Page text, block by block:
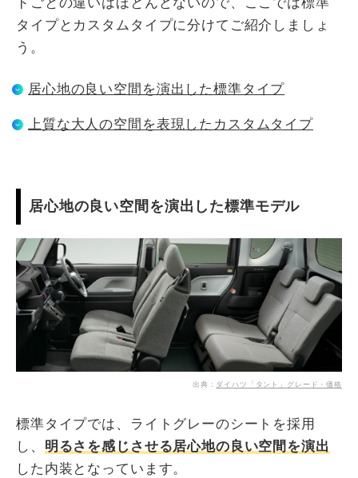
タイプとカスタムタイプに分けてご紹介しましょ
う。
居心地の良い空間を演出した標準タイプ
上質な大人の空間を表現したカスタムタイプ
居心地の良い空間を演出した標準モデル
出典： ダイハツ「タント」グレード・価格
標準タイプでは、ライトグレーのシートを採用
し、 明るさを感じさせる居心地の良い空間を演出
した内装となっています。